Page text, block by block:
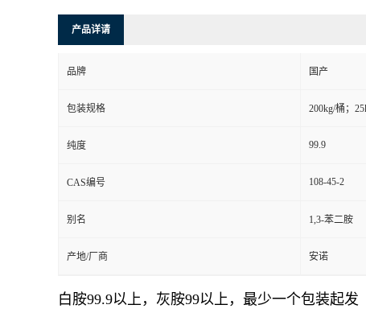
产品详请
品牌 国产
包装规格 200kg/桶；
纯度 99.9
CAS编号 108-45-2
别名 1,3-苯二胺
产地/厂商 安诺
白胺99.9以上，灰胺99以上，最少一个包装起发